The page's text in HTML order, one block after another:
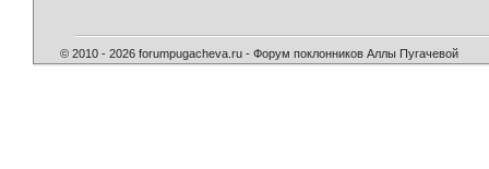
© 2010 - 2026 forumpugacheva.ru - Форум поклонников Аллы Пугачевой